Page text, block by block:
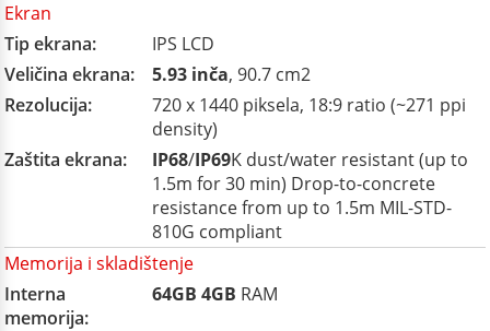
Ekran
Tip ekrana:
IPS LCD
Veličina ekrana:
5.93 inča, 90.7 cm2
Rezolucija:
720 x 1440 piksela, 18:9 ratio (~271 ppi
density)
Zaštita ekrana:
IP68/IP69K dust/water resistant (up to
1.5m for 30 min) Drop-to-concrete
resistance from up to 1.5m MIL-STD-
810G compliant
Memorija i skladištenje
Interna
memorija:
64GB 4GB RAM